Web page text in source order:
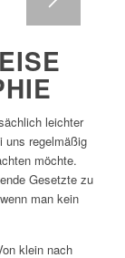
leichter
uns regelmäßig
möchte.
Gesetzte zu
man kein
klein nach